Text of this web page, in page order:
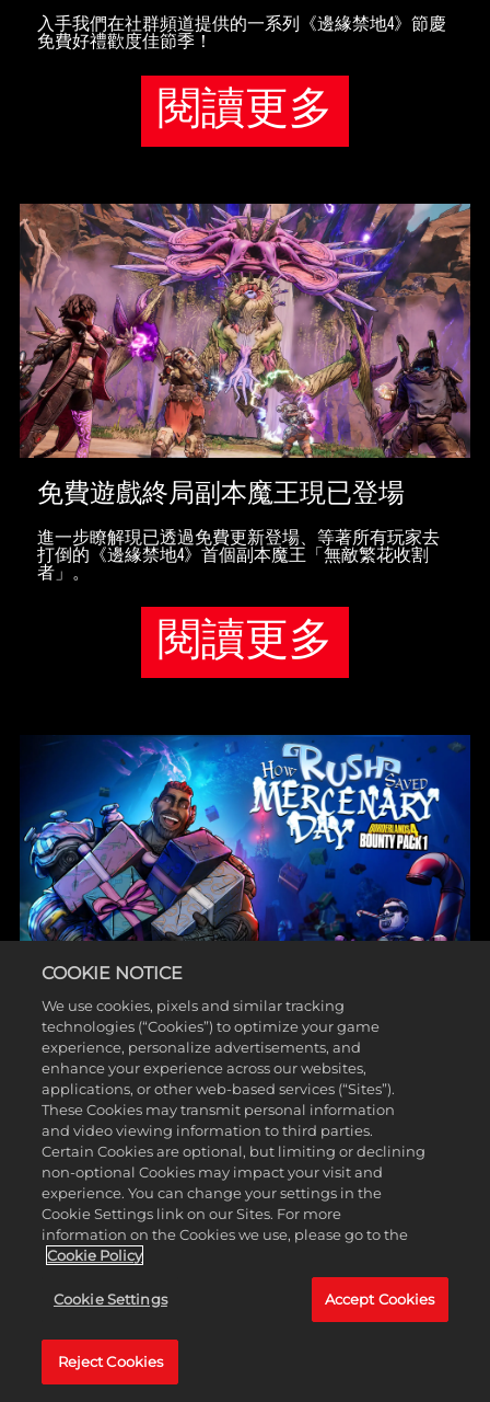
入手我們在社群頻道提供的一系列《邊緣禁地4》節慶
免費好禮歡度佳節季！
閱讀更多
免費遊戲終局副本魔王現已登場
進一步瞭解現已透過免費更新登場、等著所有玩家去
打倒的《邊緣禁地4》首個副本魔王「無敵繁花收割
者」。
閱讀更多
賞金包1現在免費提供給《邊緣禁地
4》所有玩家！*
另外，我們還加碼了第五款賞金包，並與大家分享最
新內容規劃。
閱讀更多
COOKIE NOTICE
We use cookies, pixels and similar tracking
technologies (“Cookies”) to optimize your game
experience, personalize advertisements, and
enhance your experience across our websites,
applications, or other web-based services (“Sites”).
These Cookies may transmit personal information
and video viewing information to third parties.
Certain Cookies are optional, but limiting or declining
non-optional Cookies may impact your visit and
experience. You can change your settings in the
Cookie Settings link on our Sites. For more
information on the Cookies we use, please go to the
Cookie Policy
Cookie Settings Accept Cookies
Reject Cookies